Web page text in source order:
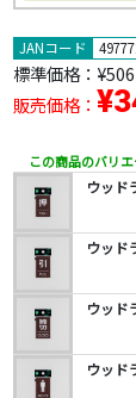
JANコード
標準価格： ¥506
販売価格：
この商品のバリ
ウッド
ウッド
ウッド
ウッド